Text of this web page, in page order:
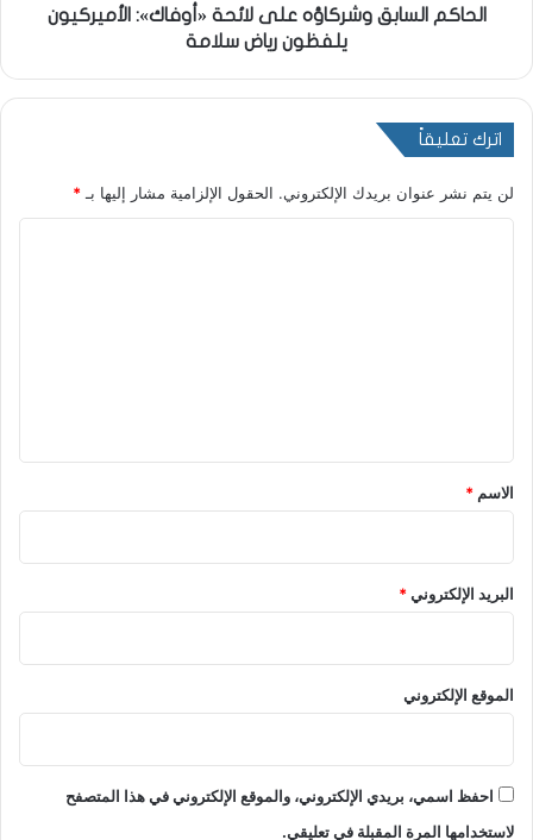
الحاكم السابق وشركاؤه على لائحة «أوفاك»: الأميركيون
يلفظون رياض سلامة
اترك تعليقاً
لن يتم نشر عنوان بريدك الإلكتروني. الحقول الإلزامية مشار إليها بـ*
*
الاسم *
البريد الإلكتروني*
الموقع الإلكتروني
احفظ اسمي، بريدي الإلكتروني، والموقع الإلكتروني في هذا المتصفح
لاستخدامها المرة المقبلة في تعليقي.